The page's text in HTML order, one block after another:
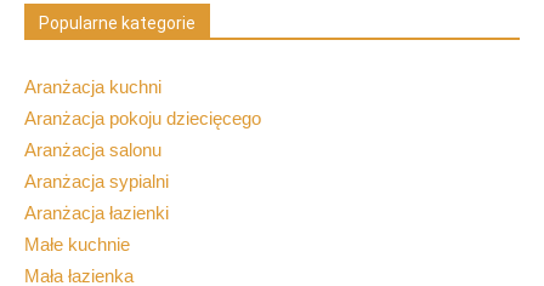
Popularne kategorie
Aranżacja kuchni
Aranżacja pokoju dziecięcego
Aranżacja salonu
Aranżacja sypialni
Aranżacja łazienki
Małe kuchnie
Mała łazienka